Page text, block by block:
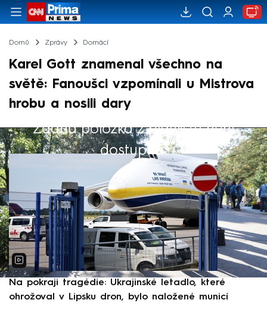
Domů Zprávy Domácí
Karel Gott znamenal všechno na
světě: Fanoušci vzpomínali u Mistrova
hrobu a nosili dary
Žádná položka z playlistu není
dostupná.
Výběr redakce
Na pokraji tragédie: Ukrajinské letadlo, které
ohrožoval v Lipsku dron, bylo naložené municí